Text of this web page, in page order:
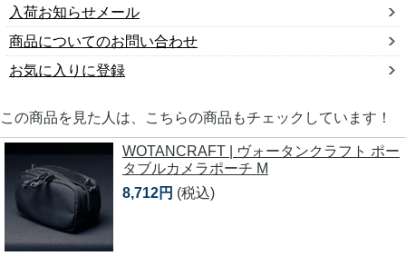
入荷お知らせメール
商品についてのお問い合わせ
お気に入りに登録
この商品を見た人は、こちらの商品もチェックしています！
WOTANCRAFT | ヴォータンクラフト ポー
タブルカメラポーチ M
8,712円 (税込)